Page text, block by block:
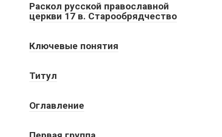
Раскол русской православной
церкви 17 в. Старообрядчество
Ключевые понятия
Титул
Оглавление